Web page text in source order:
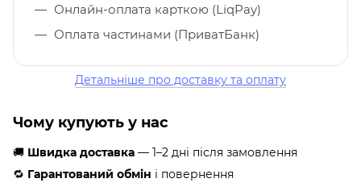
Онлайн-оплата карткою (LiqPay)
Оплата частинами (ПриватБанк)
Детальніше про доставку та оплату
Чому купують у нас
🚚 Швидка доставка — 1–2 дні після замовлення
🔁 Гарантований обмін і повернення